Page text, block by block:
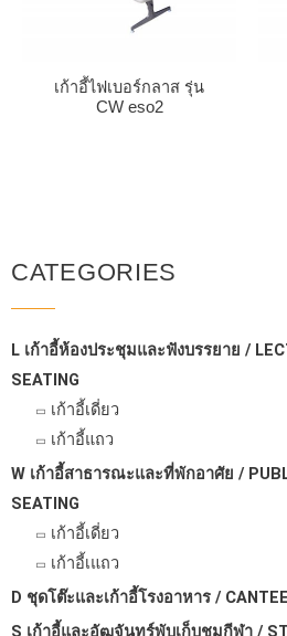
เก้าอี้ไฟเบอร์กลาส รุ่น
CW eso2
CATEGORIES
L เก้าอี้ห้องประชุมและฟังบรรยาย /
SEATING
เก้าอี้เดี่ยว
เก้าอี้แถว
W เก้าอี้สาธารณะและที่พักอาศัย /
SEATING
เก้าอี้เดี่ยว
เก้าอี้เแถว
D ชุดโต๊ะและเก้าอี้โรงอาหาร /